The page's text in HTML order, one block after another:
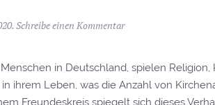
. Schreibe einen Kommentar
in Deutschland, spielen Religion,
ihrem Leben, was die Anzahl von
Freundeskreis spiegelt sich dieses